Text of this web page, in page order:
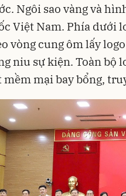
Ngôi sao vàng và
Việt Nam. Phía dưới
vòng cung ôm lấy
niu sự kiện. Toàn bộ
mềm mại bay bổng,